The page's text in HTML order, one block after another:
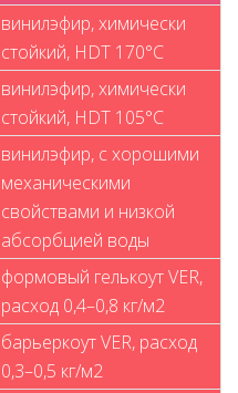
винилэфир, химически
стойкий, HDT 170°C
винилэфир, химически
стойкий, HDT 105°C
винилэфир, с хорошими
механическими
свойствами и низкой
абсорбцией воды
формовый гелькоут VER,
расход 0,4–0,8 кг/м2
барьеркоут VER, расход
0,3–0,5 кг/м2